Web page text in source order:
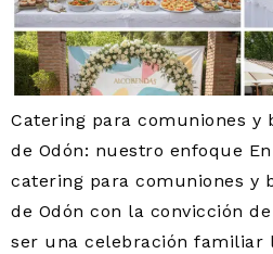
Catering para comuniones y
de Odón: nuestro enfoque
catering para comuniones y
de Odón con la convicción
ser una celebración familiar